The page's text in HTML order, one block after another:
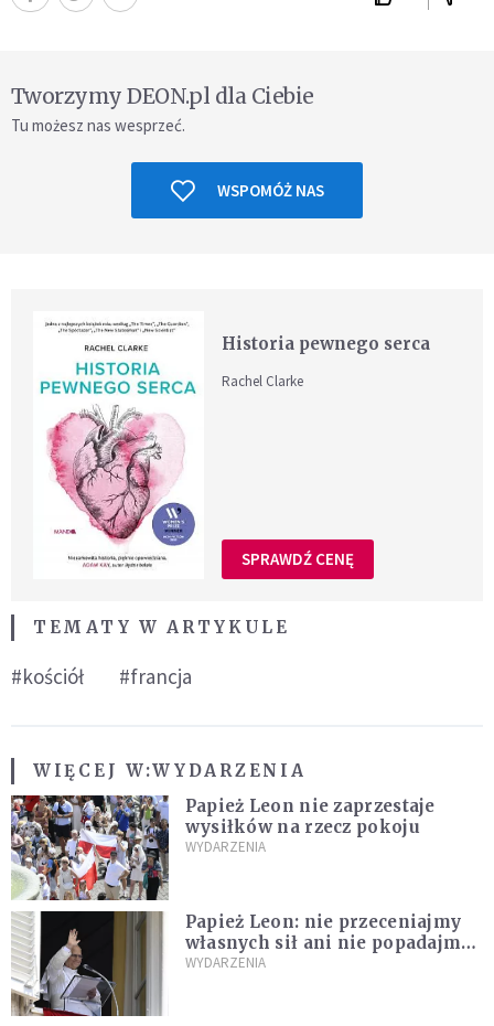
Tworzymy DEON.pl dla Ciebie
Tu możesz nas wesprzeć.
WSPOMÓŻ NAS
Historia pewnego serca
Rachel Clarke
SPRAWDŹ CENĘ
TEMATY W ARTYKULE
#kościół #francja
WIĘCEJ W:WYDARZENIA
Papież Leon nie zaprzestaje
wysiłków na rzecz pokoju
WYDARZENIA
Papież Leon: nie przeceniajmy
własnych sił ani nie popadajmy
w rozpacz
WYDARZENIA